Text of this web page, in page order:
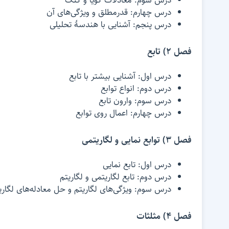
درس چهارم: قدرمطلق و ویژگی‌های آن
درس پنجم: آشنایی با هندسۀ تحلیلی
فصل 2) تابع
درس اول: آشنایی بیشتر با تابع
درس دوم: انواع توابع
درس سوم: وارون تابع
درس چهارم: اعمال روی توابع
فصل 3) توابع نمایی و لگاریتمی
درس اول: تابع نمایی
درس دوم: تابع لگاریتمی و لگاریتم
درس سوم: ویژگی‌های لگاریتم و حل معادله‌های
فصل 4) مثلثات